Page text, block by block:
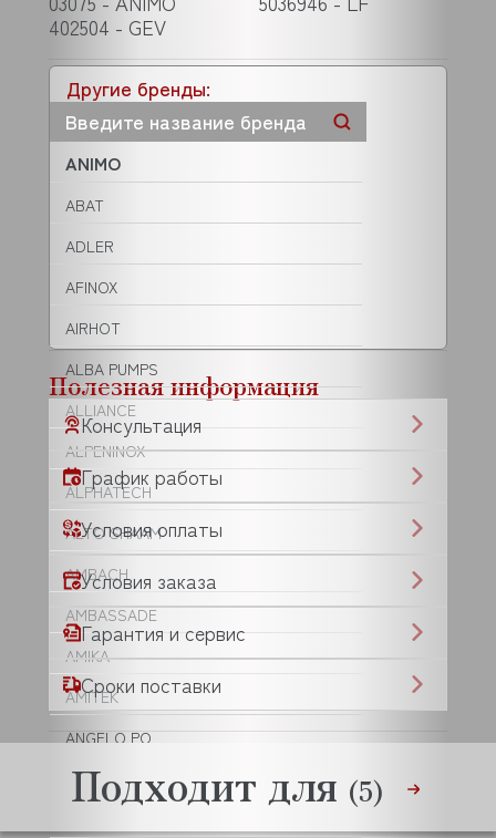
Другие бренды:
ANIMO
ABAT
ADLER
AFINOX
AIRHOT
ALBA PUMPS
ALLIANCE
ALPENINOX
ALPHATECH
ALTO SHAAM
AMBACH
AMBASSADE
AMIKA
AMITEK
ANGELO PO
ANKO
402504 - GEV
Полезная информация
Консультация
График работы
Условия оплаты
Условия заказа
Гарантия и сервис
Сроки поставки
Подходит для (5)